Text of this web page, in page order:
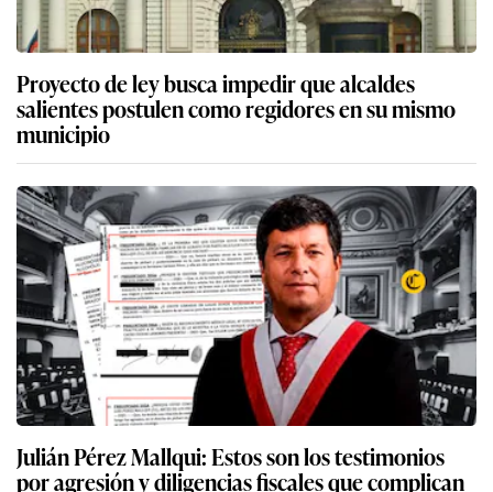
Proyecto de ley busca impedir que alcaldes
salientes postulen como regidores en su mismo
municipio
Julián Pérez Mallqui: Estos son los testimonios
por agresión y diligencias fiscales que complican